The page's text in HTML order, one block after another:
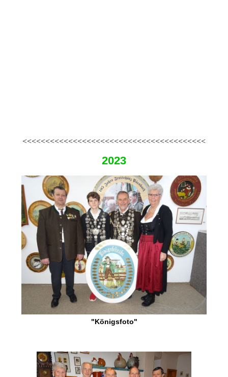
<<<<<<<<<<<<<<<<<<<<<<<<<<<<<<<<<<<<<<<<
2023
"Königsfoto"